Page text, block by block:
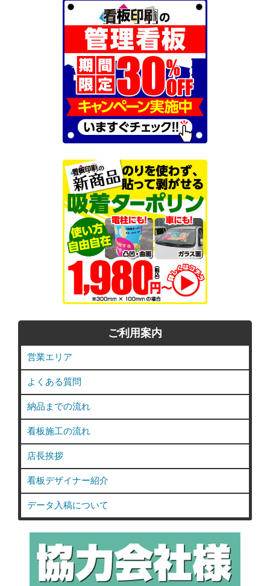
ご利用案内
営業エリア
よくある質問
納品までの流れ
看板施工の流れ
店長挨拶
看板デザイナー紹介
データ入稿について